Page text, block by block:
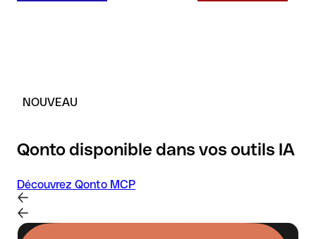
NOUVEAU
Qonto disponible dans vos outils IA
Découvrez Qonto MCP